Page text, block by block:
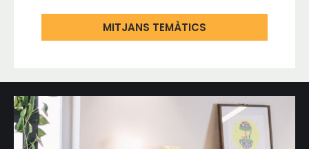
MITJANS TEMÀTICS